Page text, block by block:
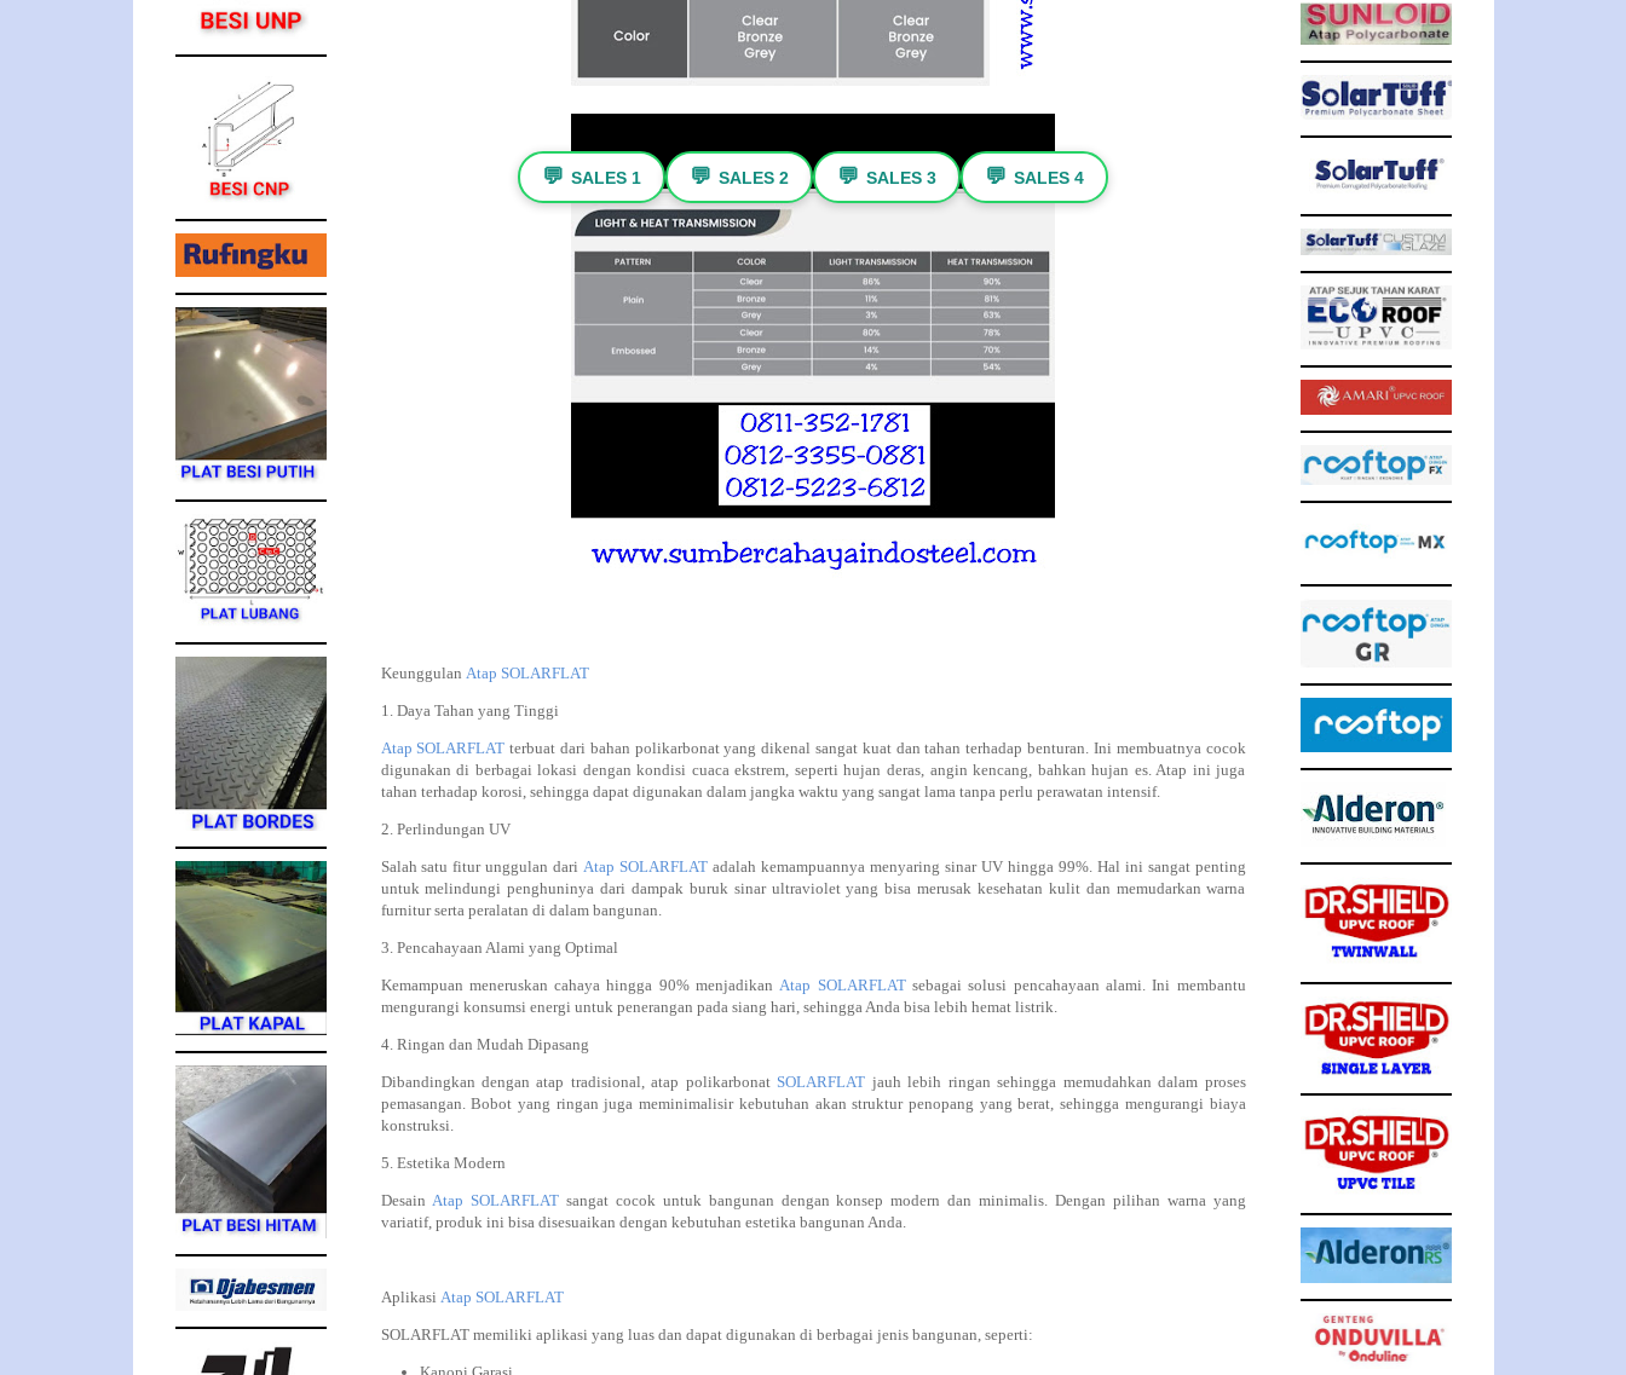
Keunggulan Atap SOLARFLAT
1. Daya Tahan yang Tinggi
Atap SOLARFLAT terbuat dari bahan polikarbonat yang dikenal sangat kuat dan tahan terhadap benturan. Ini membuatnya cocok
digunakan di berbagai lokasi dengan kondisi cuaca ekstrem, seperti hujan deras, angin kencang, bahkan hujan es. Atap ini juga
tahan terhadap korosi, sehingga dapat digunakan dalam jangka waktu yang sangat lama tanpa perlu perawatan intensif.
2. Perlindungan UV
Salah satu fitur unggulan dariAtap SOLARFLAT adalah kemampuannya menyaring sinar UV hingga 99%. Hal ini sangat penting
untuk melindungi penghuninya dari dampak buruk sinar ultraviolet yang bisa merusak kesehatan kulit dan memudarkan warna
furnitur serta peralatan di dalam bangunan.
3. Pencahayaan Alami yang Optimal
Kemampuan meneruskan cahaya hingga 90% menjadikanAtap SOLARFLATsebagai solusi pencahayaan alami. Ini membantu
mengurangi konsumsi energi untuk penerangan pada siang hari, sehingga Anda bisa lebih hemat listrik.
4. Ringan dan Mudah Dipasang
Dibandingkan dengan atap tradisional, atap polikarbonat SOLARFLAT jauh lebih ringan sehingga memudahkan dalam proses
pemasangan. Bobot yang ringan juga meminimalisir kebutuhan akan struktur penopang yang berat, sehingga mengurangi biaya
konstruksi.
5. Estetika Modern
DesainAtap SOLARFLAT sangat cocok untuk bangunan dengan konsep modern dan minimalis. Dengan pilihan warna yang
variatif, produk ini bisa disesuaikan dengan kebutuhan estetika bangunan Anda.
Aplikasi Atap SOLARFLAT
SOLARFLAT memiliki aplikasi yang luas dan dapat digunakan di berbagai jenis bangunan, seperti:
💬 SALES 1 💬 SALES 2 💬 SALES 3 💬 SALES 4